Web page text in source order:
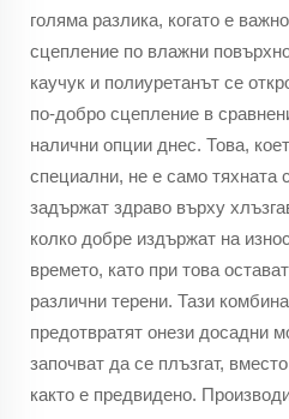
голяма разлика, когато е
сцепление по влажни
каучук и полиуретанът се
по-добро сцепление в
налични опции днес. Това,
специални, не е само тяхната
задържат здраво върху
колко добре издържат на
времето, като при това
различни терени. Тази
предотвратят онези досадни
започват да се плъзгат,
както е предвидено.